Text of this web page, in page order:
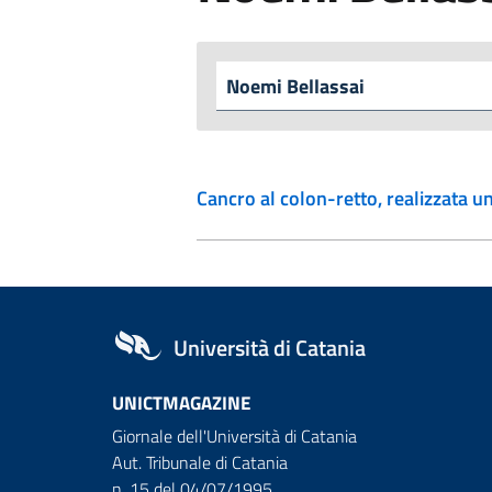
Cancro al colon-retto, realizzata
Università di Catania
UNICTMAGAZINE
Giornale dell'Università di Catania
Aut. Tribunale di Catania